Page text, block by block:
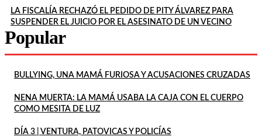
LA FISCALÍA RECHAZÓ EL PEDIDO DE PITY ÁLVAREZ PARA
SUSPENDER EL JUICIO POR EL ASESINATO DE UN VECINO
Popular
BULLYING, UNA MAMÁ FURIOSA Y ACUSACIONES CRUZADAS
NENA MUERTA: LA MAMÁ USABA LA CAJA CON EL CUERPO
COMO MESITA DE LUZ
DÍA 3 | VENTURA, PATOVICAS Y POLICÍAS